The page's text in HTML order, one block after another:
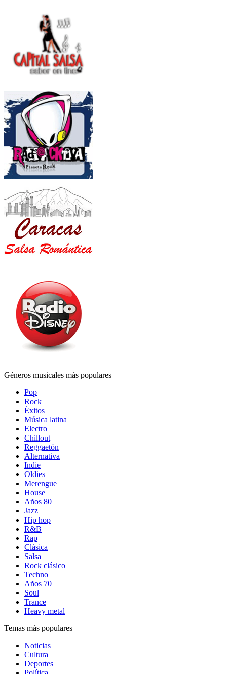
Géneros musicales más populares
Pop
Rock
Éxitos
Música latina
Electro
Chillout
Reggaetón
Alternativa
Indie
Oldies
Merengue
House
Años 80
Jazz
Hip hop
R&B
Rap
Clásica
Salsa
Rock clásico
Techno
Años 70
Soul
Trance
Heavy metal
Temas más populares
Noticias
Cultura
Deportes